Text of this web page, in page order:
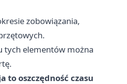
zobowiązania,
tych elementów można
to oszczędność czasu